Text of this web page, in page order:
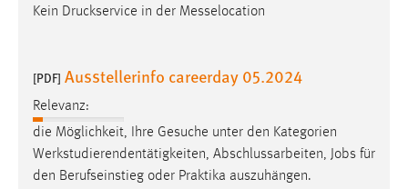
Kein Druckservice in der Messelocation
[PDF] Ausstellerinfo careerday 05.2024
Relevanz:
die Möglichkeit, Ihre Gesuche unter den Kategorien
Werkstudierendentätigkeiten, Abschlussarbeiten, Jobs für
den Berufseinstieg oder Praktika auszuhängen.